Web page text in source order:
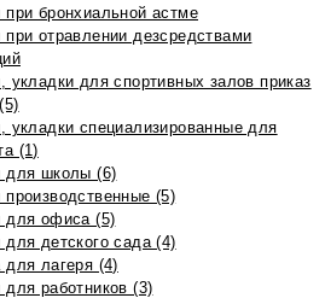
при бронхиальной астме
при отравлении дезсредствами
укладки для спортивных залов приказ
укладки специализированные для
(1)
для школы (6)
производственные (5)
для офиса (5)
для детского сада (4)
для лагеря (4)
для работников (3)